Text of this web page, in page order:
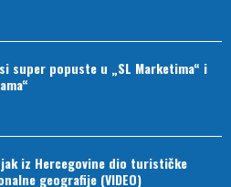
super popuste u „SL Marketima“ i
iz Hercegovine dio turističke
geografije (VIDEO)